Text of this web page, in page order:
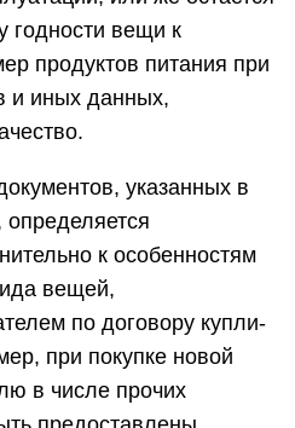
годности вещи к
продуктов питания при
и иных данных,
указанных в
определяется
к особенностям
вещей,
по договору купли-
при покупке новой
в числе прочих